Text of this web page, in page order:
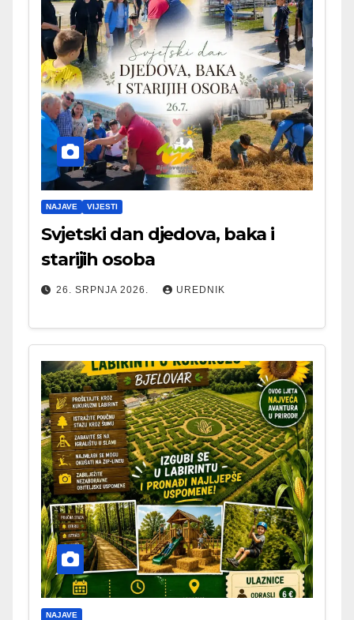
NAJAVE VIJESTI
Svjetski dan djedova, baka i
starijih osoba
26. SRPNJA 2026. UREDNIK
NAJAVE